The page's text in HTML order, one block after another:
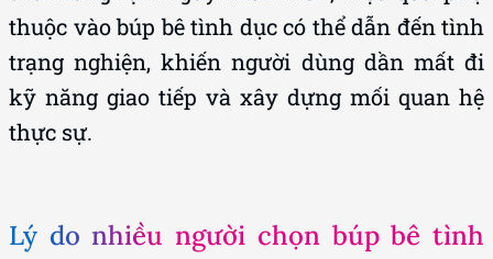
thuộc vào búp bê tình dục có thể dẫn đến tình
trạng nghiện, khiến người dùng dần mất đi
kỹ năng giao tiếp và xây dựng mối quan hệ
thực sự.
Lý do nhiều người chọn búp bê tình